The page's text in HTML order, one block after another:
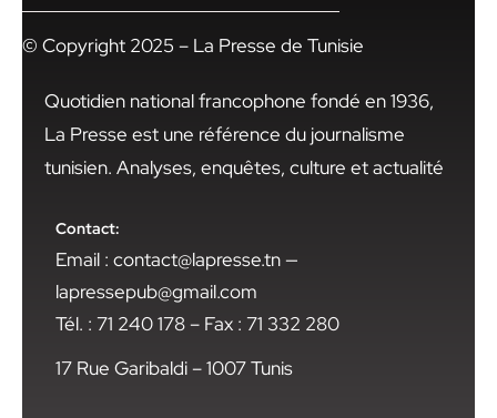
© Copyright 2025 – La Presse de Tunisie
Quotidien national francophone fondé en 1936,
La Presse est une référence du journalisme
tunisien. Analyses, enquêtes, culture et actualité
Contact:
Email : contact@lapresse.tn —
lapressepub@gmail.com
Tél. : 71 240 178 – Fax : 71 332 280
17 Rue Garibaldi – 1007 Tunis